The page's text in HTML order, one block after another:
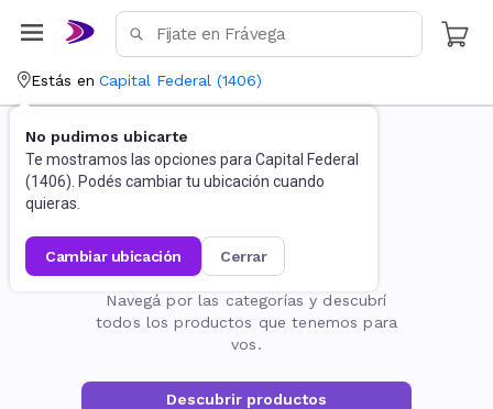
Estás en Capital Federal (1406)
No pudimos ubicarte
Te mostramos las opciones para Capital Federal
(1406). Podés cambiar tu ubicación cuando
quieras.
cambiar ubicación cerrar
La página no existe
Navegá por las categorías y descubrí
todos los productos que tenemos para
vos.
Descubrir productos